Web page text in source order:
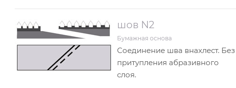
шов N2
Бумажная основа
Соединение шва внахлест. Без
притупления абразивного
слоя.